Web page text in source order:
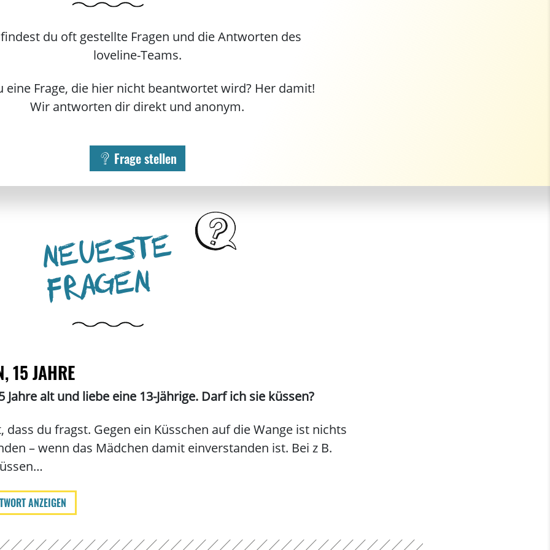
du oft gestellte Fragen und die Antworten des
loveline-Teams.
eine Frage, die hier nicht beantwortet wird? Her damit!
Wir antworten dir direkt und anonym.
Frage stellen
NEUESTE
FRAGEN
15 JAHRE
Jahre alt und liebe eine 13-Jährige. Darf ich sie küssen?
dass du fragst. Gegen ein Küsschen auf die Wange ist nichts
– wenn das Mädchen damit einverstanden ist. Bei z B.
ANZEIGEN